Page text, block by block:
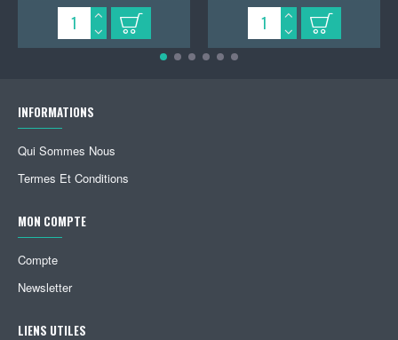
INFORMATIONS
Qui Sommes Nous
Termes Et Conditions
MON COMPTE
Compte
Newsletter
LIENS UTILES